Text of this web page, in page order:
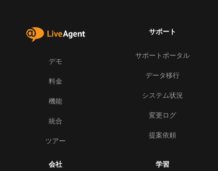
デモ
料金
機能
統合
ツアー
サポート
サポートポータル
データ移行
システム状況
変更ログ
提案依頼
会社 学習